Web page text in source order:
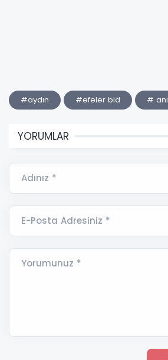
#aydın #efeler bld #
YORUMLAR
Adınız *
E-Posta Adresiniz *
Yorumunuz *